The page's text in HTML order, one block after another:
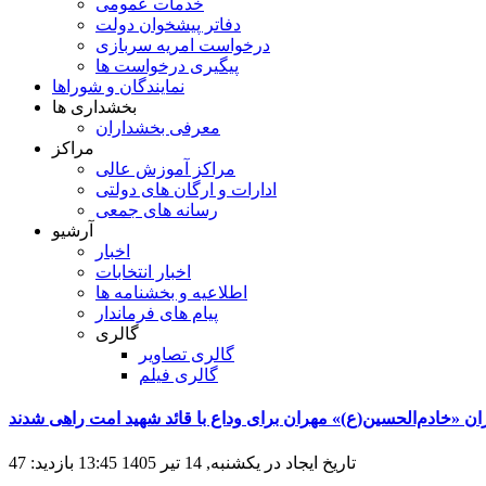
خدمات عمومی
دفاتر پیشخوان دولت
درخواست امریه سربازی
پیگیری درخواست ها
نمایندگان و شوراها
بخشداری ها
معرفی بخشداران
مراکز
مراکز آموزش عالی
ادارات و ارگان های دولتی
رسانه های جمعی
آرشیو
اخبار
اخبار انتخابات
اطلاعیه و بخشنامه ها
پیام های فرماندار
گالری
گالری تصاویر
گالری فیلم
«خادم‌الحسین(ع)» مهران برای وداع با قائد شهید امت راهی شدند
تاریخ ایجاد در یکشنبه, 14 تیر 1405 13:45 بازدید: 47